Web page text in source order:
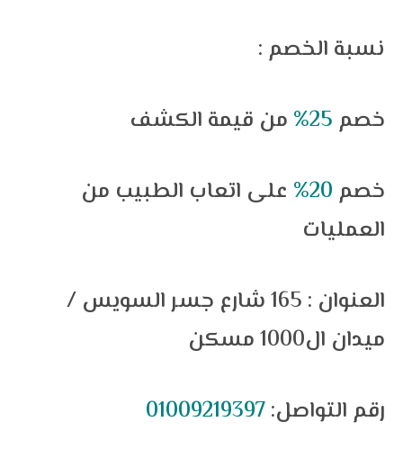
: نسبة الخصم
خصم 25% من قيمة الكشف
خصم 20%
على اتعاب الطبيب من
العمليات
العنوان : 165 شارع جسر السويس /
ميدان ال1000 مسكن
رقم التواصل:01009219397